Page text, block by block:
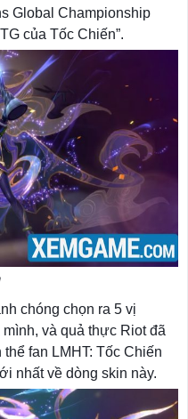
Global Championship
của Tốc Chiến”.
chóng chọn ra 5 vị
và quả thực Riot đã
fan LMHT: Tốc Chiến
nhất về dòng skin này.